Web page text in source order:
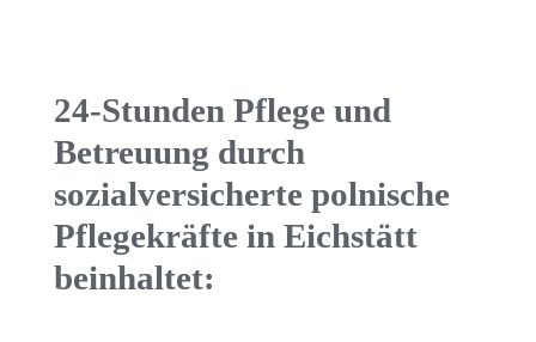
24-Stunden Pflege und
Betreuung durch
sozialversicherte polnische
Pflegekräfte in Eichstätt
beinhaltet: